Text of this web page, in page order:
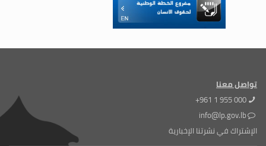
تواصل معنا
+961 1 955 000
info@lp.gov.lb
الإشتراك في نشرتنا الإخبارية